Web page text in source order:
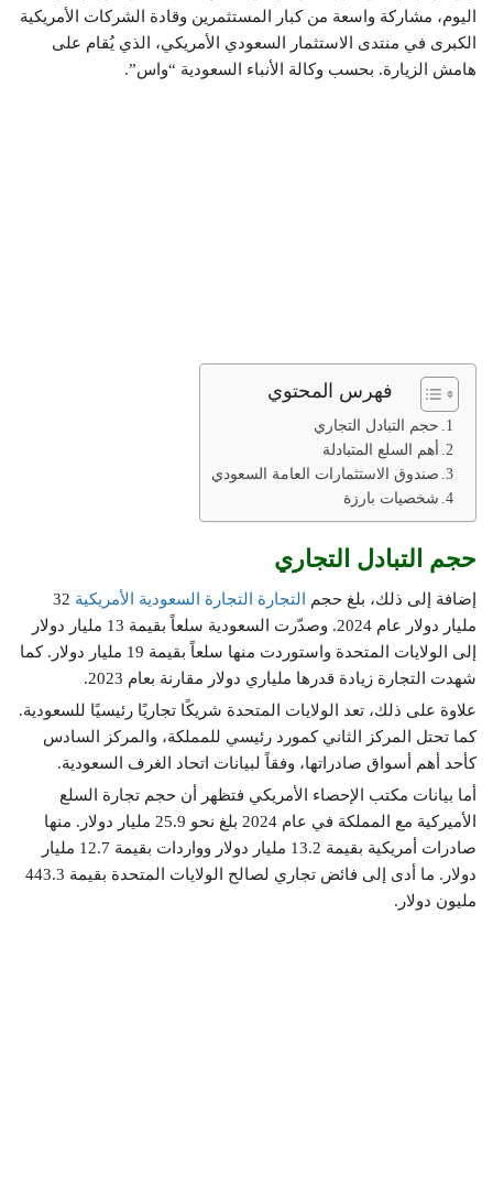
اليوم، مشاركة واسعة من كبار المستثمرين وقادة الشركات الأمريكية
الكبرى في منتدى الاستثمار السعودي الأمريكي، الذي يُقام على
هامش الزيارة. بحسب وكالة الأنباء السعودية “واس”.
فهرس المحتوي
حجم التبادل التجاري
أهم السلع المتبادلة
صندوق الاستثمارات العامة السعودي
شخصيات بارزة
حجم التبادل التجاري
إضافة إلى ذلك، بلغ حجم التجارة التجارة السعودية الأمريكية 32
مليار دولار عام 2024. وصدّرت السعودية سلعاً بقيمة 13 مليار دولار
إلى الولايات المتحدة واستوردت منها سلعاً بقيمة 19 مليار دولار. كما
شهدت التجارة زيادة قدرها ملياري دولار مقارنة بعام 2023.
علاوة على ذلك، تعد الولايات المتحدة شريكًا تجاريًا رئيسيًا للسعودية.
كما تحتل المركز الثاني كمورد رئيسي للمملكة، والمركز السادس
كأحد أهم أسواق صادراتها، وفقاً لبيانات اتحاد الغرف السعودية.
أما بيانات مكتب الإحصاء الأمريكي فتظهر أن حجم تجارة السلع
الأميركية مع المملكة في عام 2024 بلغ نحو 25.9 مليار دولار. منها
صادرات أمريكية بقيمة 13.2 مليار دولار وواردات بقيمة 12.7 مليار
دولار. ما أدى إلى فائض تجاري لصالح الولايات المتحدة بقيمة 443.3
مليون دولار.